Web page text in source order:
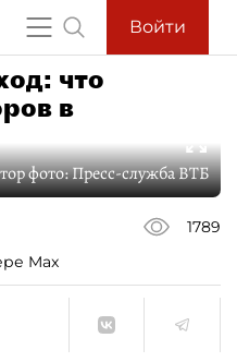
Войти
что
в
фото:Пресс-служба ВТБ
1789
Max